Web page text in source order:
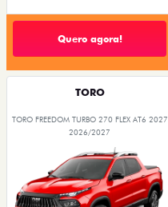
Quero agora!
TORO
TORO FREEDOM TURBO 270 FLEX AT6 2027
2026/2027